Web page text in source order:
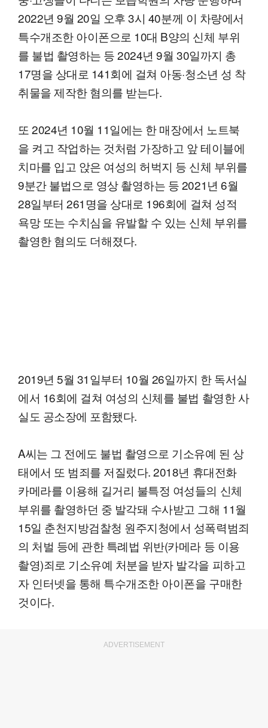
2022년 9월 20일 오후 3시 40분께 이 차량에서
특수개조한 아이폰으로 10대 B양의 신체 부위
를 불법 촬영하는 등 2024년 9월 30일까지 총
17명을 상대로 141회에 걸쳐 아동·청소년 성 착
취물을 제작한 혐의를 받는다.
또 2024년 10월 11일에는 한 매장에서 노트북
을 켜고 작업하는 것처럼 가장하고 앞 테이블에
치마를 입고 앉은 여성의 허벅지 등 신체 부위를
9분간 불법으로 영상 촬영하는 등 2021년 6월
28일부터 261명을 상대로 196회에 걸쳐 성적
욕망 또는 수치심을 유발할 수 있는 신체 부위를
촬영한 혐의도 더해졌다.
2019년 5월 31일부터 10월 26일까지 한 독서실
에서 16회에 걸쳐 여성의 신체를 불법 촬영한 사
실도 공소장에 포함됐다.
A씨는 그 전에도 불법 촬영으로 기소유예 된 상
태에서 또 범죄를 저질렀다. 2018년 휴대전화
카메라를 이용해 길거리 불특정 여성들의 신체
부위를 촬영하던 중 발각돼 수사받고 그해 11월
15일 춘천지방검찰청 원주지청에서 성폭력범죄
의 처벌 등에 관한 특례법 위반(카메라 등 이용
촬영)죄로 기소유예 처분을 받자 발각을 피하고
자 인터넷을 통해 특수개조한 아이폰을 구매한
것이다.
ADVERTISEMENT